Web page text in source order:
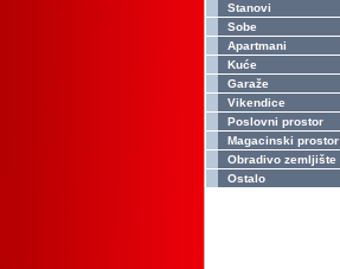
Stanovi
Sobe
Apartmani
Kuće
Garaže
Vikendice
Poslovni prostor
Magacinski prostor
Obradivo zemljište
Ostalo